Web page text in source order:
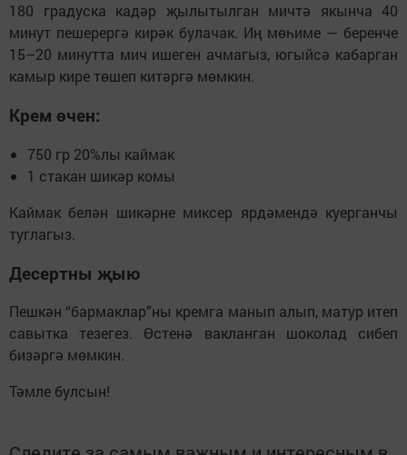
180 градуска кадәр җылытылган мичтә якынча 40
минут пешерергә кирәк булачак. Иң мөһиме — беренче
15–20 минутта мич ишеген ачмагыз, югыйсә кабарган
камыр кире төшеп китәргә мөмкин.
Крем өчен:
750 гр 20%лы каймак
1 стакан шикәр комы
Каймак белән шикәрне миксер ярдәмендә куерганчы
туглагыз.
Десертны җыю
Пешкән “бармаклар”ны кремга манып алып, матур итеп
савытка тезегез. Өстенә вакланган шоколад сибеп
бизәргә мөмкин.
Тәмле булсын!